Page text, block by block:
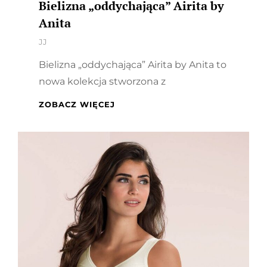
Bielizna „oddychająca” Airita by
Anita
By
JJ
Bielizna „oddychająca” Airita by Anita to
nowa kolekcja stworzona z
ZOBACZ WIĘCEJ
BY
ANITA